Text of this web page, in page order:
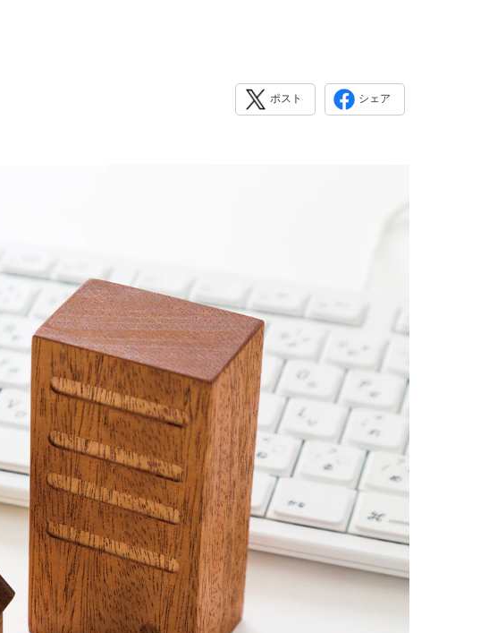
ポスト シェア